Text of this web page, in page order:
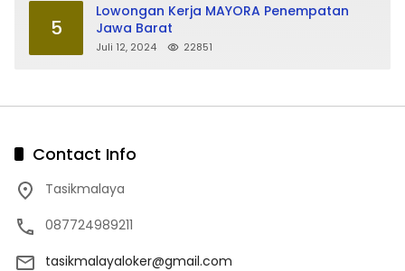
5
Lowongan Kerja MAYORA Penempatan
Jawa Barat
Juli 12, 2024 22851
Contact Info
Tasikmalaya
087724989211
tasikmalayaloker@gmail.com